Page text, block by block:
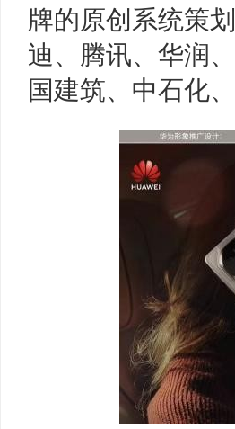
牌的原创系统策
迪、腾讯、华润
国建筑、中石化